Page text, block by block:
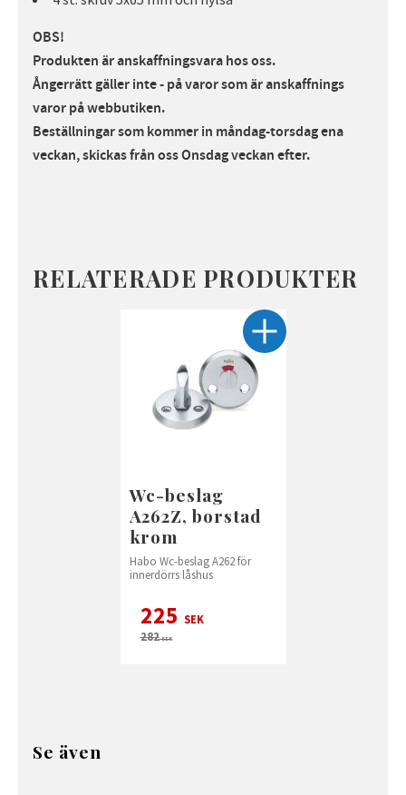
OBS!
Produkten är anskaffningsvara hos oss.
Ångerrätt gäller inte - på varor som är anskaffnings
varor på webbutiken.
Beställningar som kommer in måndag-torsdag ena
veckan, skickas från oss Onsdag veckan efter.
RELATERADE PRODUKTER
Wc-beslag
A262Z, borstad
krom
Habo Wc-beslag A262 för
innerdörrs låshus
225 SEK
282SEK
Se även